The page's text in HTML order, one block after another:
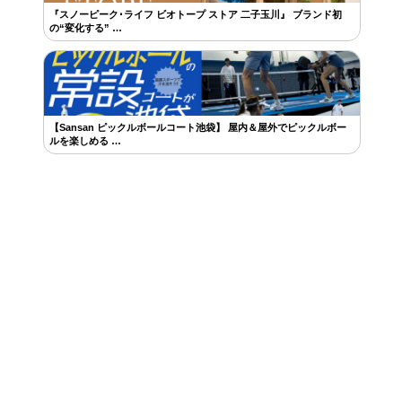
『スノーピーク･ライフ ビオトープ ストア 二子玉川』 ブランド初
の“変化する” …
【Sansan ピックルボールコート池袋】 屋内＆屋外でピックルボー
ルを楽しめる …